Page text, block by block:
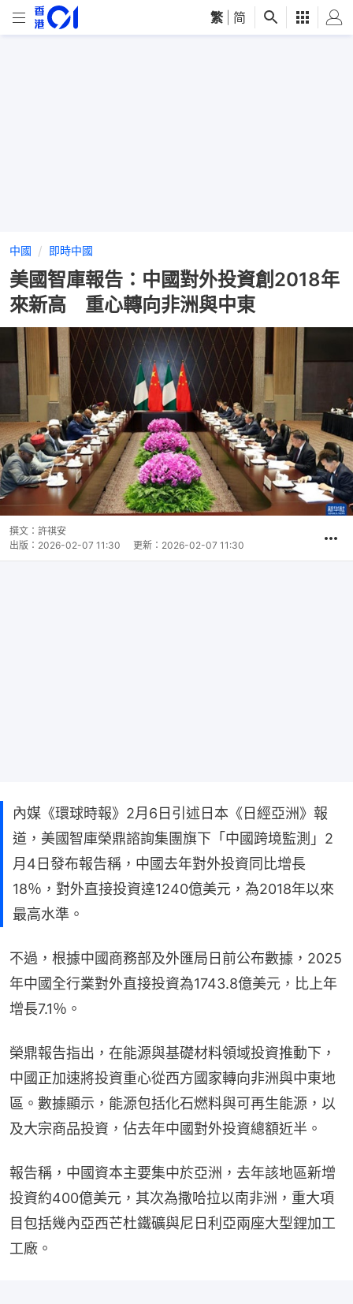
繁 简
中國 即時中國
美國智庫報告：中國對外投資創2018年
來新高 重心轉向非洲與中東
撰文： 許祺安
出版： 2026-02-07 11:30 更新： 2026-02-07 11:30
內媒《環球時報》2月6日引述日本《日經亞洲》報
道，美國智庫榮鼎諮詢集團旗下「中國跨境監測」2
月4日發布報告稱，中國去年對外投資同比增長
18％，對外直接投資達1240億美元，為2018年以來
最高水準。
不過，根據中國商務部及外匯局日前公布數據，2025
年中國全行業對外直接投資為1743.8億美元，比上年
增長7.1％。
榮鼎報告指出，在能源與基礎材料領域投資推動下，
中國正加速將投資重心從西方國家轉向非洲與中東地
區。數據顯示，能源包括化石燃料與可再生能源，以
及大宗商品投資，佔去年中國對外投資總額近半。
報告稱，中國資本主要集中於亞洲，去年該地區新增
投資約400億美元，其次為撒哈拉以南非洲，重大項
目包括幾內亞西芒杜鐵礦與尼日利亞兩座大型鋰加工
工廠。